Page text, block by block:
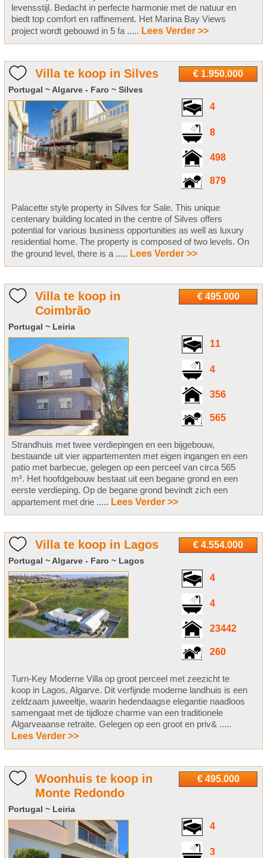
levensstijl. Bedacht in perfecte harmonie met de natuur en
biedt top comfort en raffinement. Het Marina Bay Views
project wordt gebouwd in 5 fa ..... Lees Verder >>
€ 1.950.000
Villa te koop in Silves
Portugal ~ Algarve - Faro ~ Silves
4
8
498
879
Palacette style property in Silves for Sale. This unique
centenary building located in the centre of Silves offers
potential for various business opportunities as well as luxury
residential home. The property is composed of two levels. On
the ground level, there is a ..... Lees Verder >>
€ 495.000
Villa te koop in
Coimbrão
Portugal ~ Leiria
11
4
356
565
Strandhuis met twee verdiepingen en een bijgebouw,
bestaande uit vier appartementen met eigen ingangen en een
patio met barbecue, gelegen op een perceel van circa 565
m². Het hoofdgebouw bestaat uit een begane grond en een
eerste verdieping. Op de begane grond bevindt zich een
appartement met drie ..... Lees Verder >>
€ 4.554.000
Villa te koop in Lagos
Portugal ~ Algarve - Faro ~ Lagos
4
4
23442
260
Turn-Key Moderne Villa op groot perceel met zeezicht te
koop in Lagos, Algarve. Dit verfijnde moderne landhuis is een
zeldzaam juweeltje, waarin hedendaagse elegantie naadloos
samengaat met de tijdloze charme van een traditionele
Algarveaanse retraite. Gelegen op een groot en priv& .....
Lees Verder >>
€ 495.000
Woonhuis te koop in
Monte Redondo
Portugal ~ Leiria
4
3